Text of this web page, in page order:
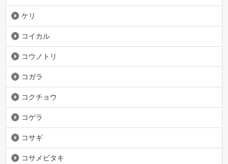
ケリ
コイカル
コウノトリ
コガラ
コクチョウ
コゲラ
コサギ
コサメビタキ